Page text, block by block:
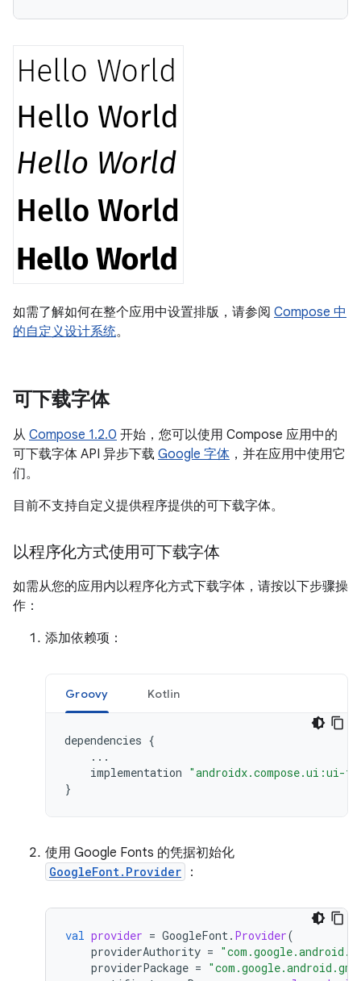
如需了解如何在整个应用中设置排版，请参阅 Compose 中
的自定义设计系统。
可下载字体
从 Compose 1.2.0 开始，您可以使用 Compose 应用中的
可下载字体 API 异步下载 Google 字体 ，并在应用中使用它
们。
目前不支持自定义提供程序提供的可下载字体。
以程序化方式使用可下载字体
如需从您的应用内以程序化方式下载字体，请按以下步骤操
作：
添加依赖项：
Groovy Kotlin
dependencies {
...
implementation "androidx.compose.ui:ui-
}
使用 Google Fonts 的凭据初始化
GoogleFont.Provider ：
val provider = GoogleFont. Provider(
providerAuthority =
providerPackage =